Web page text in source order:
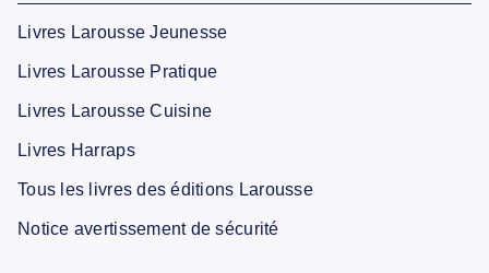
Livres Larousse Jeunesse
Livres Larousse Pratique
Livres Larousse Cuisine
Livres Harraps
Tous les livres des éditions Larousse
Notice avertissement de sécurité